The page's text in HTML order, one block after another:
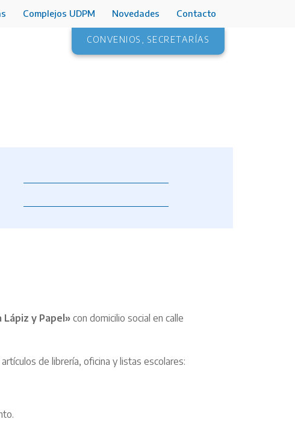
Complejos UDPM Novedades Contacto
CONVENIOS SECRETARÍAS
Lápiz y Papel» con domicilio social en calle
de librería, oficina y listas escolares: